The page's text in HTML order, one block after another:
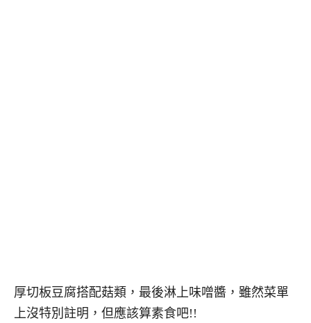
厚切板豆腐搭配菇類，最後淋上味噌醬，雖然菜單
上沒特別註明，但應該算素食吧!!